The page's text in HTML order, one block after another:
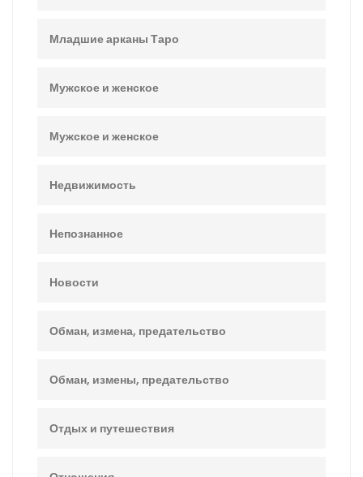
Младшие арканы Таро
Мужское и женское
Мужское и женское
Недвижимость
Непознанное
Новости
Обман, измена, предательство
Обман, измены, предательство
Отдых и путешествия